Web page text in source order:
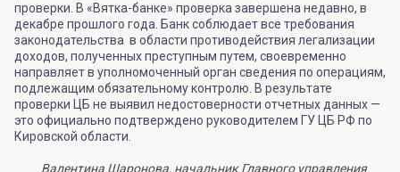
проверки. В «Вятка-банке» проверка завершена недавно, в
декабре прошлого года. Банк соблюдает все требования
законодательства в области противодействия легализации
доходов, полученных преступным путем, своевременно
направляет в уполномоченный орган сведения по операциям,
подлежащим обязательному контролю. В результате
проверки ЦБ не выявил недостоверности отчетных данных —
это официально подтверждено руководителем ГУ ЦБ РФ по
Кировской области.
Валентина Шаронова, начальник Главного управления